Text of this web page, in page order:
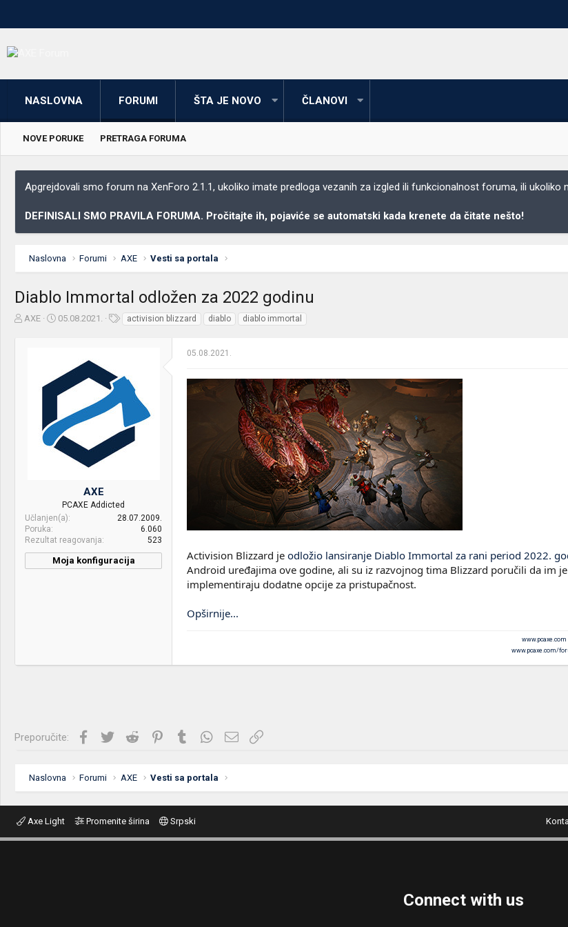
NASLOVNA FORUMI ŠTA JE NOVO ČLANOVI
NOVE PORUKE PRETRAGA FORUMA
Apgrejdovali smo forum na XenForo 2.1.1, ukoliko imate predloga vezanih za izgled ili funkcionalnost foruma, ili ukoliko
DEFINISALI SMO PRAVILA FORUMA. Pročitajte ih, pojaviće se automatski kada krenete da čitate nešto!
Naslovna Forumi AXE Vesti sa portala
Diablo Immortal odložen za 2022 godinu
Z
AXE
D
p
o
e
t
a
05.08.2021.
e
activision blizzard diablo diablo immortal
AXE
PCAXE Addicted
Učlanjen(a)
28.07.2009.
Poruka
6.060
Rezultat reagovanja
523
Moja konfiguracija
05.08.2021.
Activision Blizzard je odložio lansiranje Diablo Immortal za rani period 2022.
Android uređajima ove godine, ali su iz razvojnog tima Blizzard poručili da im
implementiraju dodatne opcije za pristupačnost.
Opširnije...
www.pcaxe.com
www.pcaxe.com/
Preporučite: Facebook
Twitter Reddit PinterestTumblrWhatsApp
Imejl Link
Naslovna Forumi AXE Vesti sa portala
Axe Light Promenite širina Srpski
Connect with us